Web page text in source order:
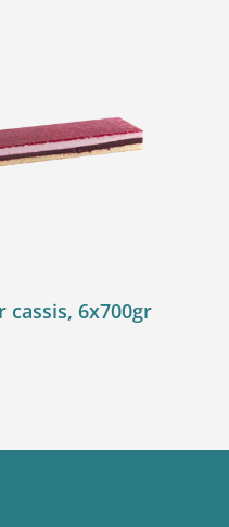
cassis, 6x700gr